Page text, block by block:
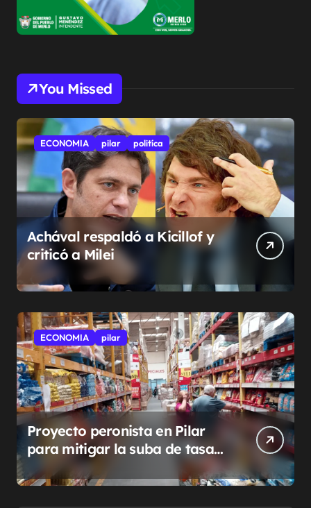
You Missed
ECONOMIA pilar politíca
Achával respaldó a Kicillof y
criticó a Milei
ECONOMIA pilar
Proyecto peronista en Pilar
para mitigar la suba de tasas
municipales